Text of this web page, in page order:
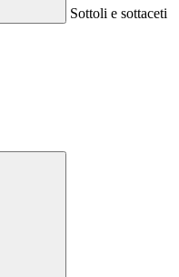
Sottoli e sottaceti